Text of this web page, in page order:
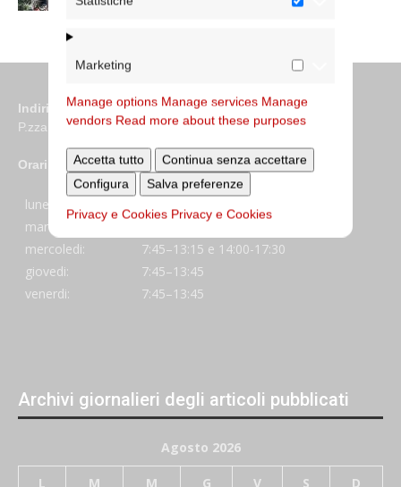
Marketing
Manage options Manage services Manage
vendors Read more about these purposes
Accetta tutto
Continua senza accettare
Configura
Salva preferenze
Privacy e Cookies Privacy e Cookies
Indirizzo
P.zza S. Giovanni in Laterano 6 00184 Roma
Orari
lunedi:
martedi:
7:45–13:15 e 14:00-17:30
mercoledi:
7:45–13:15 e 14:00-17:30
giovedi:
7:45–13:45
venerdi:
7:45–13:45
Archivi giornalieri degli articoli pubblicati
Agosto 2026
L M M G V S D